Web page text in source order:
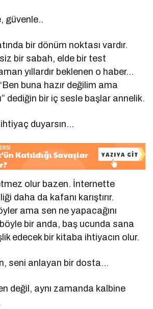
güvenle..
bir dönüm noktası vardır.
bir sabah, elde bir test
yıllardır beklenen o haber…
buna hazır değilim ama
dediğin bir iç sesle başlar annelik.
duyarsın…
olur bazen. İnternette
daha da kafanı karıştırır.
ama sen ne yapacağını
bir anda, baş ucunda sana
edecek bir kitaba ihtiyacın olur.
seni anlayan bir dosta…
değil, aynı zamanda kalbine